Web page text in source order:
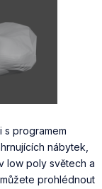
programem
nábytek,
low poly světech a
prohlédnout